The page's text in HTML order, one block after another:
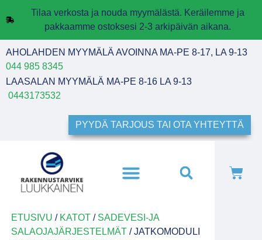
Tilaa verkosta ja nouda myymälästä. Keräilemme ja
pakkaamme ostoksesi 2-3 arkipäivän aikana.
AHOLAHDEN MYYMÄLÄ AVOINNA MA-PE 8-17, LA 9-13
044 985 8345
LAASALAN MYYMÄLÄ MA-PE 8-16 LA 9-13
0443173532
PYYDÄ TARJOUS TAI OTA YHTEYTTÄ
ETUSIVU / KATOT/ SADEVESI-JA
SALAOJAJÄRJESTELMÄT/ JATKOMODULI